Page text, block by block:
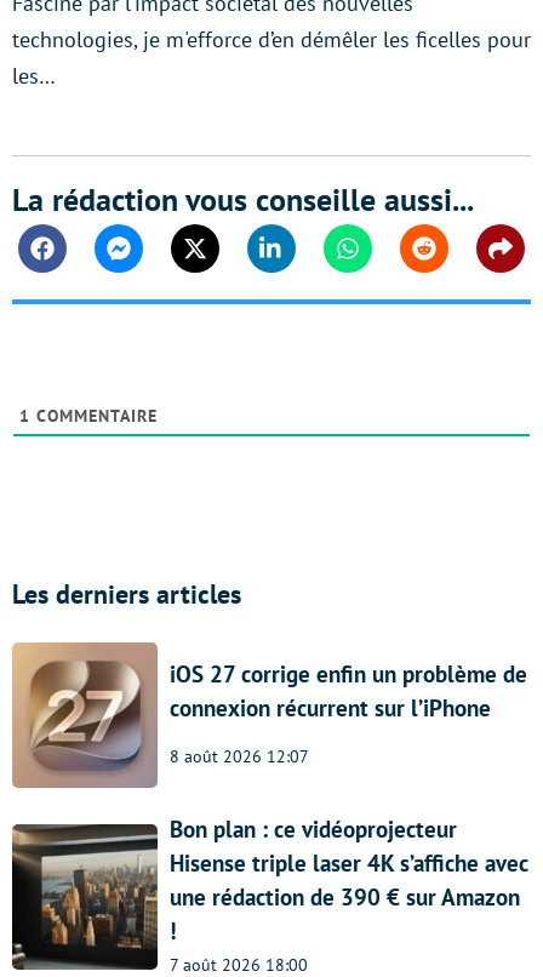
technologies, je m'efforce d’en démêler les ficelles pour
les…
La rédaction vous conseille aussi...
FacebookMessengerTwitter Linkedin WhatsappReddit
1 COMMENTAIRE
Les derniers articles
iOS 27 corrige enfin un problème de
connexion récurrent sur l’iPhone
8 août 2026 12:07
Bon plan : ce vidéoprojecteur
Hisense triple laser 4K s’affiche avec
une rédaction de 390 € sur Amazon
!
7 août 2026 18:00